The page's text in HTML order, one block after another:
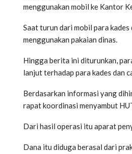
menggunakan mobil ke Kantor
Saat turun dari mobil para
menggunakan pakaian dinas.
Hingga berita ini diturunkan,
lanjut terhadap para kades dan
Berdasarkan informasi yang
rapat koordinasi menyambut
Dari hasil operasi itu aparat
Dana itu diduga berasal dari